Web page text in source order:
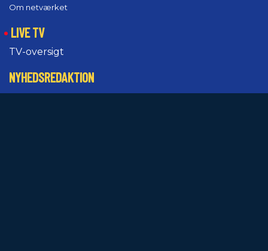
Om netværket
LIVE TV
TV-oversigt
NYHEDSREDAKTION